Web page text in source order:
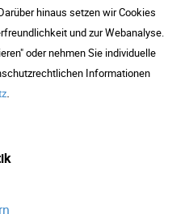
hinaus setzen wir Cookies
und zur Webanalyse.
oder nehmen Sie individuelle
Informationen
.